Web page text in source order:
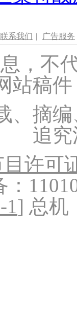
联系我们 | 广告服务
，不
站稿
、摘
追
许可
1] 总机